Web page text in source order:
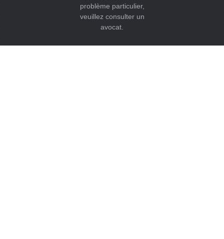
problème particulier,
veuillez consulter un
avocat.